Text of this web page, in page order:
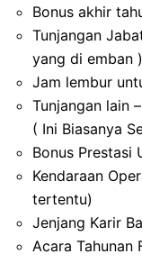
Bonus akhir
Tunjangan
yang di emban )
Jam lembur
Tunjangan lain
( Ini Biasanya
Bonus Prestasi
Kendaraan
tertentu)
Jenjang Karir
Acara Tahunan